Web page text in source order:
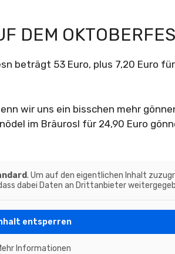
DEM
beträgt 53 Euro, plus 7,20 Euro
wir uns ein bisschen mehr
im Bräurosl für 24,90 Euro
. Um auf den eigentlichen Inhalt
dabei Daten an Drittanbieter
entsperren
Informationen